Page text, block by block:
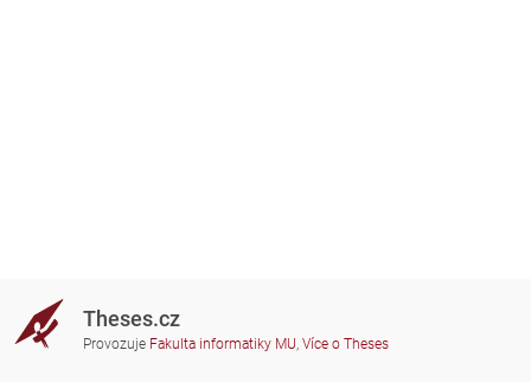
Theses.cz
Provozuje Fakulta informatiky MU, Více o Theses